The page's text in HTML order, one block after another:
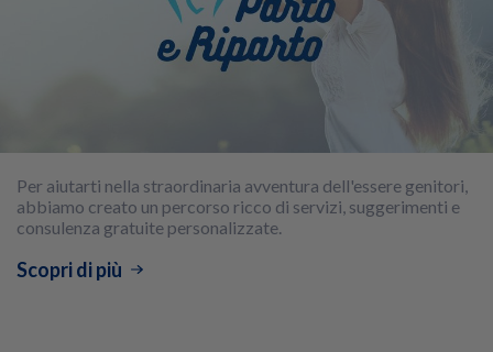
Per aiutarti nella straordinaria avventura dell'essere genitori,
abbiamo creato un percorso ricco di servizi, suggerimenti e
consulenza gratuite personalizzate.
Scopri di più